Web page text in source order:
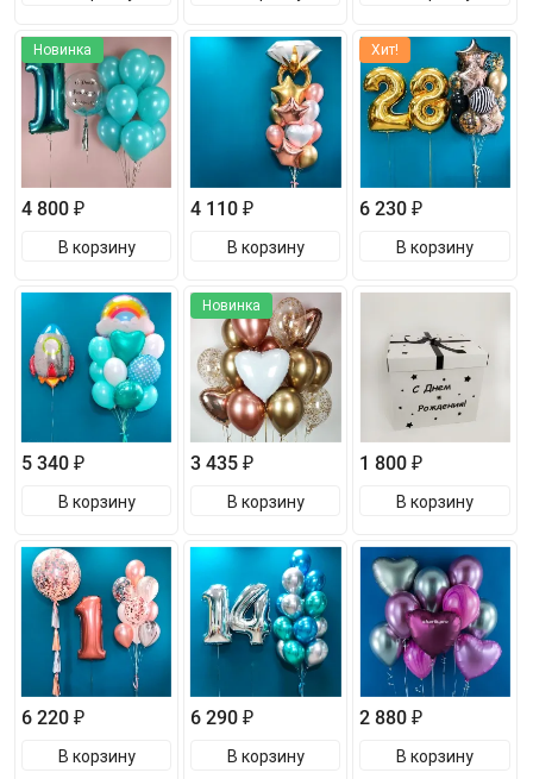
Новинка
4 800 ₽
В корзину
4 110 ₽
В корзину
Хит!
6 230 ₽
В корзину
5 340 ₽
В корзину
Новинка
3 435 ₽
В корзину
1 800 ₽
В корзину
6 220 ₽
В корзину
6 290 ₽
В корзину
2 880 ₽
В корзину